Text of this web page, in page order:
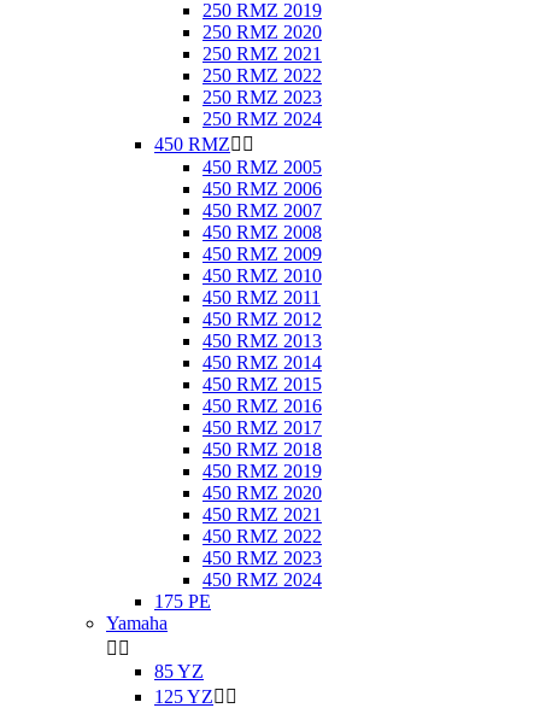
250 RMZ 2019
250 RMZ 2020
250 RMZ 2021
250 RMZ 2022
250 RMZ 2023
250 RMZ 2024
450 RMZ 
450 RMZ 2005
450 RMZ 2006
450 RMZ 2007
450 RMZ 2008
450 RMZ 2009
450 RMZ 2010
450 RMZ 2011
450 RMZ 2012
450 RMZ 2013
450 RMZ 2014
450 RMZ 2015
450 RMZ 2016
450 RMZ 2017
450 RMZ 2018
450 RMZ 2019
450 RMZ 2020
450 RMZ 2021
450 RMZ 2022
450 RMZ 2023
450 RMZ 2024
175 PE
Yamaha
 
85 YZ
125 YZ 